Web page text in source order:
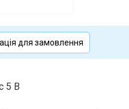
для замовлення
5 В